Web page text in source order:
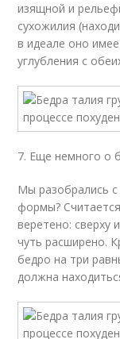
изящной и
сухожилия
в идеале оно
углубления с
7. Еще немного о
Мы разобрались
формы?
веретено: сверху
чуть расширено.
бедро на три
должна